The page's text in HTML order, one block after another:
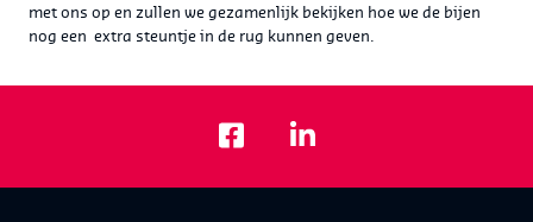
met ons op en zullen we gezamenlijk bekijken hoe we de bijen
nog een extra steuntje in de rug kunnen geven.